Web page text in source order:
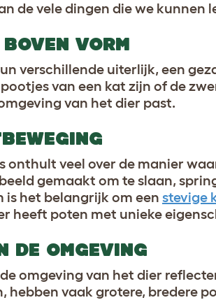
de vele dingen die we kunnen
VORM
verschillende uiterlijk, een
van een kat zijn of de
van het dier past.
onthult veel over de manier
gemaakt om te slaan,
het belangrijk om een stevige
heeft poten met unieke
OMGEVING
omgeving van het dier
hebben vaak grotere, bredere